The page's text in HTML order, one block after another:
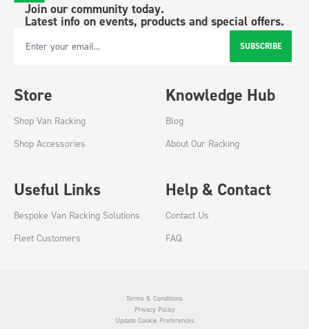
Join our community today.
Latest info on events, products and special offers.
Email Address SUBSCRIBE
Store
Shop Van Racking
Shop Accessories
Knowledge Hub
Blog
About Our Racking
Useful Links
Bespoke Van Racking Solutions
Fleet Customers
Help & Contact
Contact Us
FAQ
Terms & Conditions
Privacy Policy
Update Cookie Preferences